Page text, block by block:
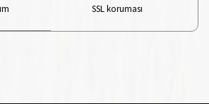
SSL koruması